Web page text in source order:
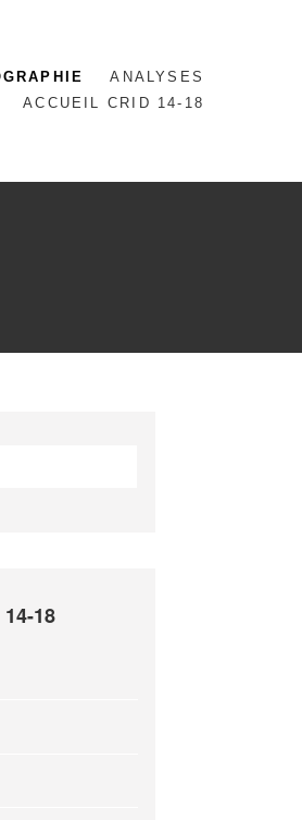
ANALYSES
ACCUEIL CRID 14-18
18